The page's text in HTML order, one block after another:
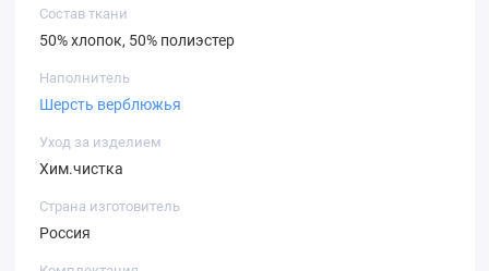
Состав ткани
50% хлопок, 50% полиэстер
Наполнитель
Шерсть верблюжья
Уход за изделием
Хим.чистка
Страна изготовитель
Россия